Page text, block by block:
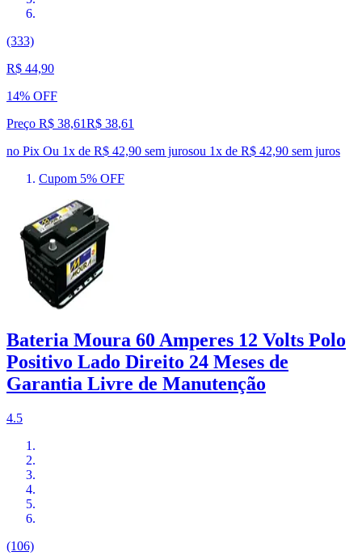
(333)
R$ 44,90
14% OFF
Preço R$ 38,61R$ 38,61
no Pix Ou 1x de R$ 42,90 sem jurosou 1x de R$ 42,90 sem juros
Cupom 5% OFF
Bateria Moura 60 Amperes 12 Volts Polo
Positivo Lado Direito 24 Meses de
Garantia Livre de Manutenção
4.5
(106)